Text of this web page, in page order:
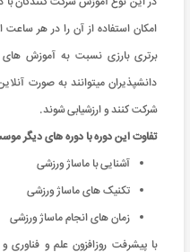
امکان استفاده از آن را در هر ساعت
برتری بارزی نسبت به آموزش
دانشپذیران میتوانند به صورت
شرکت کنند و ارزشیابی شوند.
تفاوت این دوره با دوره های دیگر
آشنایی با ماساژ ورزشی
تکنیک های ماساژ ورزشی
زمان های انجام ماساژ ورزشی
با پیشرفت روزافزون علم و